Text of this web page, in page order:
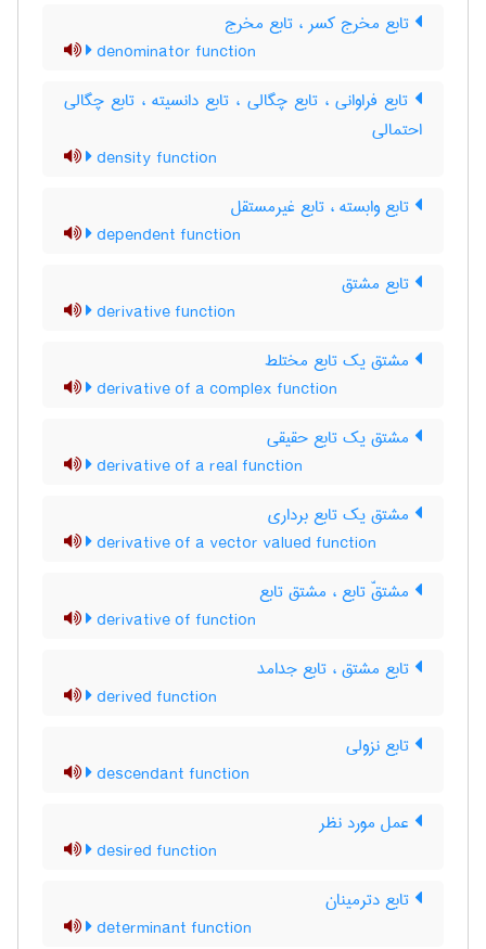
تابع مخرج کسر ، تابع مخرج
denominator function
تابع فراوانی ، تابع چگالی ، تابع دانسیته ، تابع چگالی
احتمالی
density function
تابع وابسته ، تابع غیرمستقل
dependent function
تابع مشتق
derivative function
مشتق یک تابع مختلط
derivative of a complex function
مشتق یک تابع حقیقی
derivative of a real function
مشتق یک تابع برداری
derivative of a vector valued function
مشتقّ تابع ، مشتق تابع
derivative of function
تابع مشتق ، تابع جدامد
derived function
تابع نزولی
descendant function
عمل مورد نظر
desired function
تابع دترمینان
determinant function